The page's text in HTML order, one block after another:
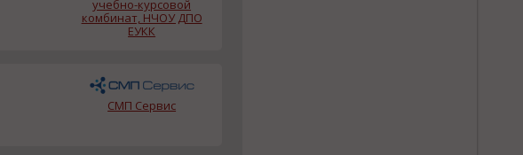
учебно-курсовой
комбинат, НЧОУ ДПО
ЕУКК
СМП Сервис